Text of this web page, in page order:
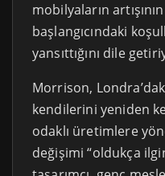
mobilyaların
başlangıcındaki
yansıttığını dile
Morrison,
kendilerini yeniden
odaklı üretimlere
değişimi “oldukça